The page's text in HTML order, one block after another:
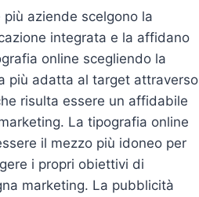
più aziende scelgono la
integrata e la affidano
online scegliendo la
più adatta al target attraverso
risulta essere un affidabile
La tipografia online
il mezzo più idoneo per
i propri obiettivi di
marketing. La pubblicità